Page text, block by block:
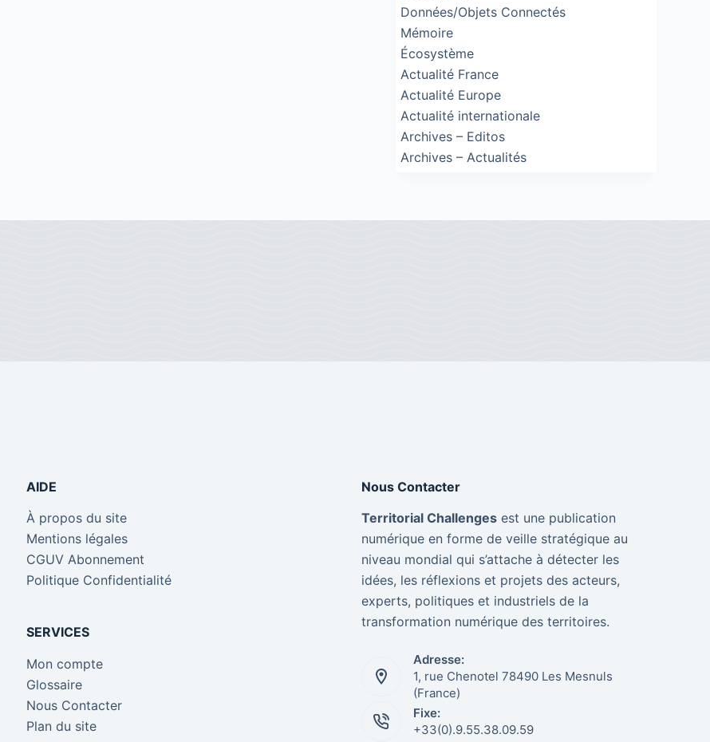
Données/Objets Connectés
Mémoire
Écosystème
Actualité France
Actualité Europe
Actualité internationale
Archives – Editos
Archives – Actualités
AIDE
À propos du site
Mentions légales
CGUV Abonnement
Politique Confidentialité
SERVICES
Mon compte
Glossaire
Nous Contacter
Plan du site
Nous Contacter
Territorial Challengesest une publication
numérique en forme de veille stratégique au
niveau mondial qui s’attache à détecter les
idées, les réflexions et projets des acteurs,
experts, politiques et industriels de la
transformation numérique des territoires.
Adresse:
1, rue Chenotel 78490 Les Mesnuls
(France)
Fixe:
+33(0).9.55.38.09.59